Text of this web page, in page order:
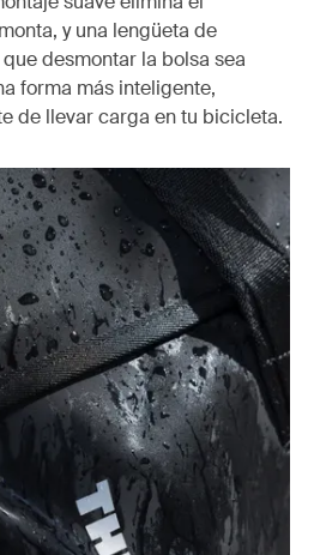
y una lengüeta de
desmontar la bolsa sea
forma más inteligente,
de llevar carga en tu bicicleta.